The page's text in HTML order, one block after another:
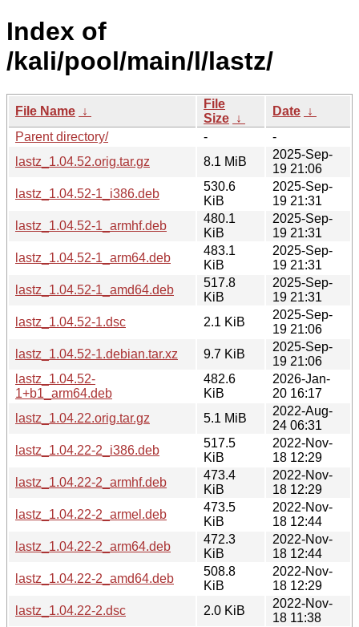
Index of
/kali/pool/main/l/lastz/
File Name ↓
File
Size ↓
Date ↓
Parent directory/
-
-
lastz_1.04.52.orig.tar.gz
8.1 MiB
2025-Sep-
19 21:06
lastz_1.04.52-1_i386.deb
530.6
KiB
2025-Sep-
19 21:31
lastz_1.04.52-1_armhf.deb
480.1
KiB
2025-Sep-
19 21:31
lastz_1.04.52-1_arm64.deb
483.1
KiB
2025-Sep-
19 21:31
lastz_1.04.52-1_amd64.deb
517.8
KiB
2025-Sep-
19 21:31
lastz_1.04.52-1.dsc
2.1 KiB
2025-Sep-
19 21:06
lastz_1.04.52-1.debian.tar.xz
9.7 KiB
2025-Sep-
19 21:06
lastz_1.04.52-
1+b1_arm64.deb
482.6
KiB
2026-Jan-
20 16:17
lastz_1.04.22.orig.tar.gz
5.1 MiB
2022-Aug-
24 06:31
lastz_1.04.22-2_i386.deb
517.5
KiB
2022-Nov-
18 12:29
lastz_1.04.22-2_armhf.deb
473.4
KiB
2022-Nov-
18 12:29
lastz_1.04.22-2_armel.deb
473.5
KiB
2022-Nov-
18 12:44
lastz_1.04.22-2_arm64.deb
472.3
KiB
2022-Nov-
18 12:44
lastz_1.04.22-2_amd64.deb
508.8
KiB
2022-Nov-
18 12:29
lastz_1.04.22-2.dsc
2.0 KiB
2022-Nov-
18 11:38